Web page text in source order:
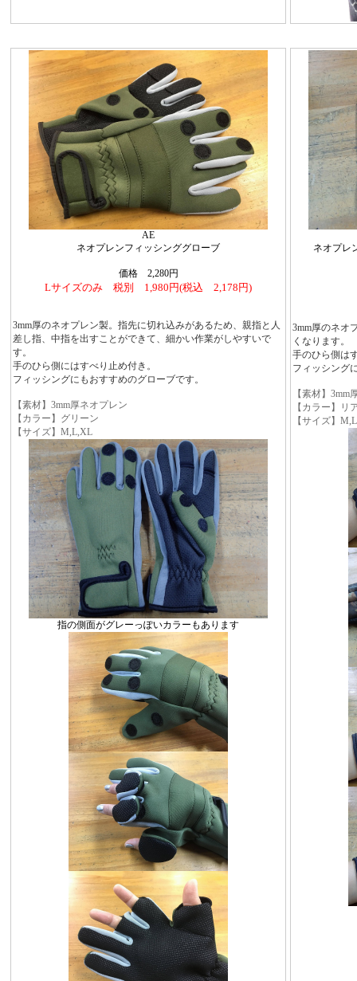
AE
ネオプレンフィッシンググローブ
価格 2,280円
Lサイズのみ 税別 1,980円(税込 2,178円)
3mm厚のネオプレン製。指先に切れ込みがあるため、親指と人
差し指、中指を出すことができて、細かい作業がしやすいで
す。
手のひら側にはすべり止め付き。
フィッシングにもおすすめのグローブです。
【素材】3mm厚ネオプレン
【カラー】グリーン
【サイズ】M,L,XL
指の側面がグレーっぽいカラーもあります
ネオプレ
3mm厚のネオ
くなります。
手のひら側は
フィッシング
【素材】3mm
【カラー】リ
【サイズ】